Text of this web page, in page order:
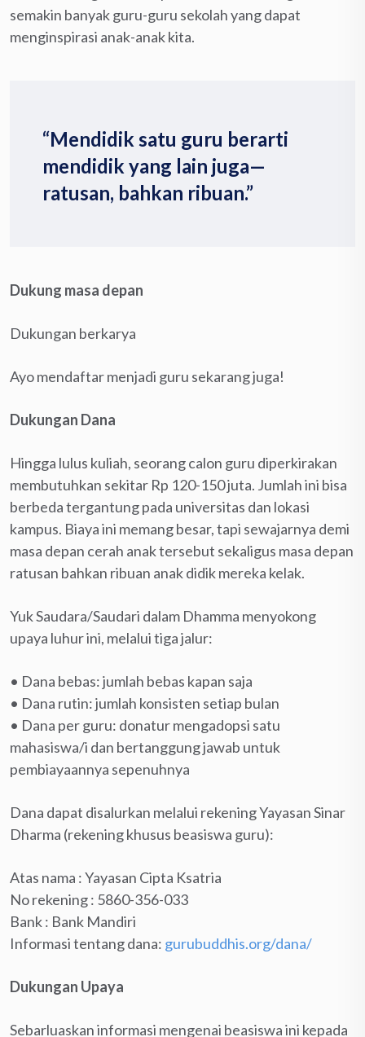
semakin banyak guru-guru sekolah yang dapat
menginspirasi anak-anak kita.
“Mendidik satu guru berarti
mendidik yang lain juga—
ratusan, bahkan ribuan.”
Dukung masa depan
Dukungan berkarya
Ayo mendaftar menjadi guru sekarang juga!
Dukungan Dana
Hingga lulus kuliah, seorang calon guru diperkirakan
membutuhkan sekitar Rp 120-150 juta. Jumlah ini bisa
berbeda tergantung pada universitas dan lokasi
kampus. Biaya ini memang besar, tapi sewajarnya demi
masa depan cerah anak tersebut sekaligus masa depan
ratusan bahkan ribuan anak didik mereka kelak.
Yuk Saudara/Saudari dalam Dhamma menyokong
upaya luhur ini, melalui tiga jalur:
• Dana bebas: jumlah bebas kapan saja
• Dana rutin: jumlah konsisten setiap bulan
• Dana per guru: donatur mengadopsi satu
mahasiswa/i dan bertanggung jawab untuk
pembiayaannya sepenuhnya
Dana dapat disalurkan melalui rekening Yayasan Sinar
Dharma (rekening khusus beasiswa guru):
Atas nama : Yayasan Cipta Ksatria
No rekening : 5860-356-033
Bank : Bank Mandiri
Informasi tentang dana: gurubuddhis.org/dana/
Dukungan Upaya
Sebarluaskan informasi mengenai beasiswa ini kepada